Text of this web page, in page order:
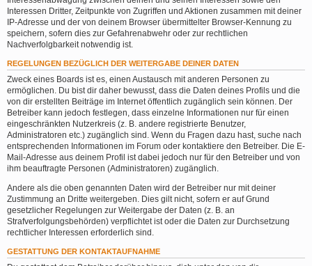
Interessen Dritter, Zeitpunkte von Zugriffen und Aktionen zusammen mit deiner
IP-Adresse und der von deinem Browser übermittelter Browser-Kennung zu
speichern, sofern dies zur Gefahrenabwehr oder zur rechtlichen
Nachverfolgbarkeit notwendig ist.
REGELUNGEN BEZÜGLICH DER WEITERGABE DEINER DATEN
Zweck eines Boards ist es, einen Austausch mit anderen Personen zu
ermöglichen. Du bist dir daher bewusst, dass die Daten deines Profils und die
von dir erstellten Beiträge im Internet öffentlich zugänglich sein können. Der
Betreiber kann jedoch festlegen, dass einzelne Informationen nur für einen
eingeschränkten Nutzerkreis (z. B. andere registrierte Benutzer,
Administratoren etc.) zugänglich sind. Wenn du Fragen dazu hast, suche nach
entsprechenden Informationen im Forum oder kontaktiere den Betreiber. Die E-
Mail-Adresse aus deinem Profil ist dabei jedoch nur für den Betreiber und von
ihm beauftragte Personen (Administratoren) zugänglich.
Andere als die oben genannten Daten wird der Betreiber nur mit deiner
Zustimmung an Dritte weitergeben. Dies gilt nicht, sofern er auf Grund
gesetzlicher Regelungen zur Weitergabe der Daten (z. B. an
Strafverfolgungsbehörden) verpflichtet ist oder die Daten zur Durchsetzung
rechtlicher Interessen erforderlich sind.
GESTATTUNG DER KONTAKTAUFNAHME